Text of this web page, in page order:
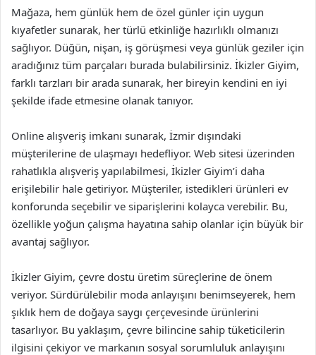
Mağaza, hem günlük hem de özel günler için uygun
kıyafetler sunarak, her türlü etkinliğe hazırlıklı olmanızı
sağlıyor. Düğün, nişan, iş görüşmesi veya günlük geziler için
aradığınız tüm parçaları burada bulabilirsiniz. İkizler Giyim,
farklı tarzları bir arada sunarak, her bireyin kendini en iyi
şekilde ifade etmesine olanak tanıyor.
Online alışveriş imkanı sunarak, İzmir dışındaki
müşterilerine de ulaşmayı hedefliyor. Web sitesi üzerinden
rahatlıkla alışveriş yapılabilmesi, İkizler Giyim’i daha
erişilebilir hale getiriyor. Müşteriler, istedikleri ürünleri ev
konforunda seçebilir ve siparişlerini kolayca verebilir. Bu,
özellikle yoğun çalışma hayatına sahip olanlar için büyük bir
avantaj sağlıyor.
İkizler Giyim, çevre dostu üretim süreçlerine de önem
veriyor. Sürdürülebilir moda anlayışını benimseyerek, hem
şıklık hem de doğaya saygı çerçevesinde ürünlerini
tasarlıyor. Bu yaklaşım, çevre bilincine sahip tüketicilerin
ilgisini çekiyor ve markanın sosyal sorumluluk anlayışını